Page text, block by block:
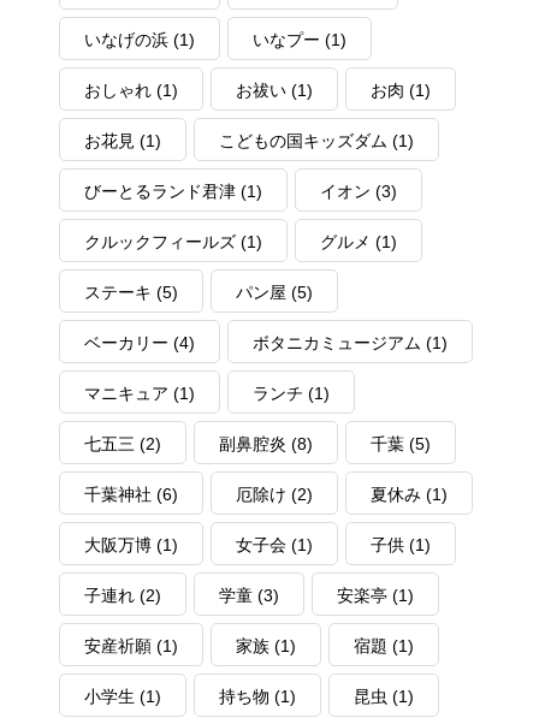
いなげの浜 (1) いなプー (1)
おしゃれ (1) お祓い (1) お肉 (1)
お花見 (1) こどもの国キッズダム (1)
びーとるランド君津 (1) イオン (3)
クルックフィールズ (1) グルメ (1)
ステーキ (5) パン屋 (5)
ベーカリー (4) ボタニカミュージアム (1)
マニキュア (1) ランチ (1)
七五三 (2) 副鼻腔炎 (8) 千葉 (5)
千葉神社 (6) 厄除け (2) 夏休み (1)
大阪万博 (1) 女子会 (1) 子供 (1)
子連れ (2) 学童 (3) 安楽亭 (1)
安産祈願 (1) 家族 (1) 宿題 (1)
小学生 (1) 持ち物 (1) 昆虫 (1)